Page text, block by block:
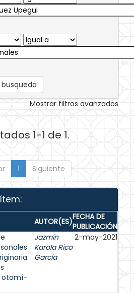
Mostrar filtros avanzados
1-1 de 1.
1 Siguiente
AUTOR(ES)FECHA DE
PUBLICACIÓN
otomí-
Jazmín
Karola Rico
García
2-may-2021